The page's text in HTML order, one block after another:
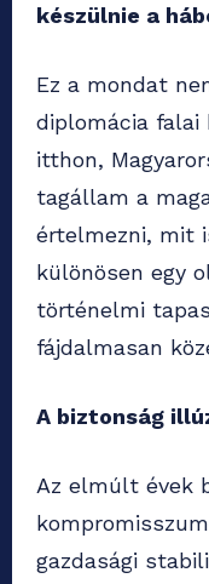
készülnie a
Ez a mondat
diplomácia falai
itthon,
tagállam a
értelmezni, mit
különösen egy
történelmi
fájdalmasan
A biztonság
Az elmúlt évek
gazdasági